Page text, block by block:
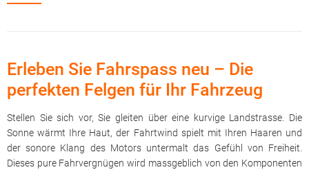
Erleben Sie Fahrspass neu – Die
perfekten Felgen für Ihr Fahrzeug
Stellen Sie sich vor, Sie gleiten über eine kurvige Landstrasse. Die
Sonne wärmt Ihre Haut, der Fahrtwind spielt mit Ihren Haaren und
der sonore Klang des Motors untermalt das Gefühl von Freiheit.
Dieses pure Fahrvergnügen wird massgeblich von den Komponenten